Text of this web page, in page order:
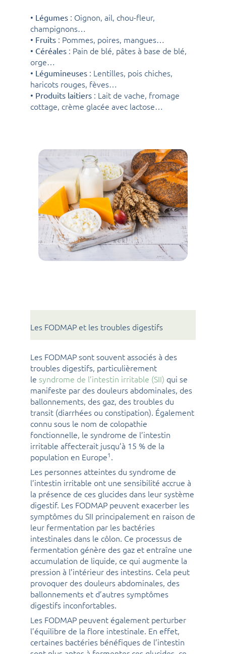
• Légumes : Oignon, ail, chou-fleur,
champignons…
• Fruits : Pommes, poires, mangues…
• Céréales : Pain de blé, pâtes à base de blé,
orge…
• Légumineuses : Lentilles, pois chiches,
haricots rouges, fèves…
• Produits laitiers : Lait de vache, fromage
cottage, crème glacée avec lactose…
Les FODMAP et les troubles digestifs
Les FODMAP sont souvent associés à des
troubles digestifs, particulièrement
le syndrome de l’intestin irritable (SII) qui se
manifeste par des douleurs abdominales, des
ballonnements, des gaz, des troubles du
transit (diarrhées ou constipation). Également
connu sous le nom de colopathie
fonctionnelle, le syndrome de l’intestin
irritable affecterait jusqu’à 15 % de la
population en Europe1.
Les personnes atteintes du syndrome de
l’intestin irritable ont une sensibilité accrue à
la présence de ces glucides dans leur système
digestif. Les FODMAP peuvent exacerber les
symptômes du SII principalement en raison de
leur fermentation par les bactéries
intestinales dans le côlon. Ce processus de
fermentation génère des gaz et entraîne une
accumulation de liquide, ce qui augmente la
pression à l’intérieur des intestins. Cela peut
provoquer des douleurs abdominales, des
ballonnements et d’autres symptômes
digestifs inconfortables.
Les FODMAP peuvent également perturber
l’équilibre de la flore intestinale. En effet,
certaines bactéries bénéfiques de l’intestin